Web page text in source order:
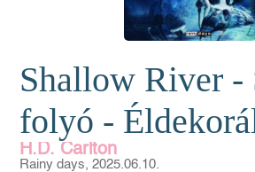
Shallow River -
folyó -
H.D. Carlton
Rainy days, 2025.06.10.